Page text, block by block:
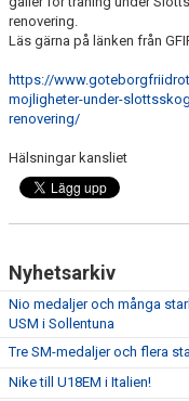
FUNKTIONÄR
renovering.
Läs gärna på länken från
https://
mojligheter-under-
renovering/
Hälsningar kansliet
Nyhetsarkiv
Nio medaljer och många
USM i Sollentuna
Tre SM-medaljer och flera
Nike till U18EM i Italien!